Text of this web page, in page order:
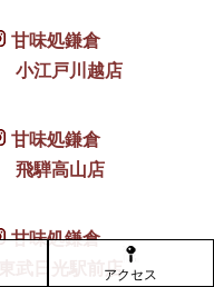
甘味処鎌倉
小江戸川越店
甘味処鎌倉
飛騨高山店
甘味処鎌倉
東武日光駅前店アクセス